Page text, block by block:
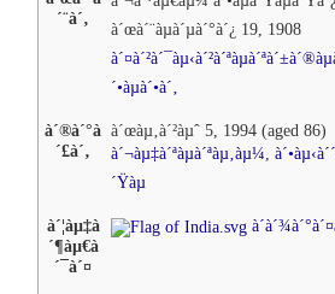
´¨à´‚
à´œà´¨àµà´µà´°à´¿ 19, 1908
´•àµà´•à´‚
à´®à´°à
´£à´‚
à´œàµ‚à´²àµˆ 5, 1994 (aged 86)
à´¬àµ‡à´ªàµà´ªàµ‚àµ¼,
´Ÿàµ
à´¦àµ‡à
´¶àµ€à
´¯à´¤